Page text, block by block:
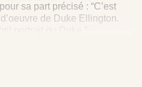
sa part précisé : “C’est
de Duke Ellington.
de la composition, de